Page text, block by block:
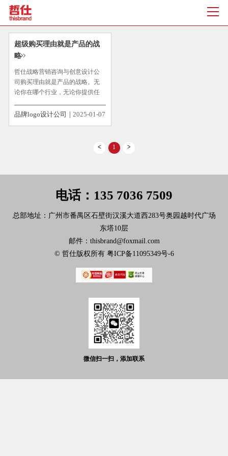
超级购买理由就是产品的战
略
哲仕战略营销咨询与创意设计公
司购买理由就是产品的战略。无
论你在哪个行业，无论你提供任
你都必须非常明确：应当给你的
品牌logo设计公司 2025-01-07
< 1 >
电话：135 7036 7509
总部地址：广州市番禺区石壁街汉溪大道西283号奥园越时代广场
东塔10层
邮件：thisbrand@foxmail.com
© 哲仕版权所有 粤ICP备11095349号-6
微信扫一扫，添加联系